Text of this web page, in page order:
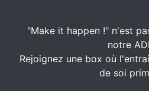
"Make it happen !" n'est
notre
Rejoignez une box où
de soi